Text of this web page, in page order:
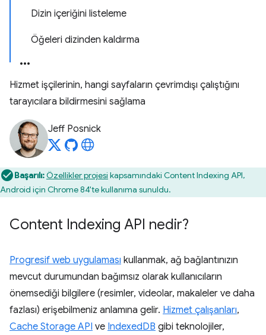
Dizin içeriğini listeleme
Öğeleri dizinden kaldırma
Hizmet işçilerinin, hangi sayfaların çevrimdışı çalıştığını
tarayıcılara bildirmesini sağlama
Jeff Posnick
Başarılı:Özellikler projesi kapsamındaki Content Indexing API,
Android için Chrome 84'te kullanıma sunuldu.
Content Indexing API nedir?
Progresif web uygulaması kullanmak, ağ bağlantınızın
mevcut durumundan bağımsız olarak kullanıcıların
önemsediği bilgilere (resimler, videolar, makaleler ve daha
fazlası) erişebilmeniz anlamına gelir. Hizmet çalışanları,
Cache Storage API ve IndexedDB gibi teknolojiler,